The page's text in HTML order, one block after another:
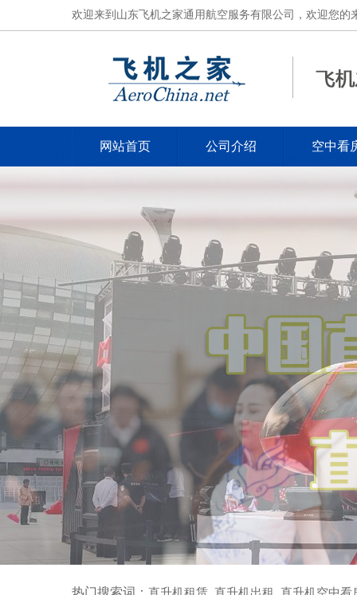
欢迎来到山东飞机之家通用航空服务有限公司，欢迎您的
网站首页 公司介绍 空中看
热门搜索词：